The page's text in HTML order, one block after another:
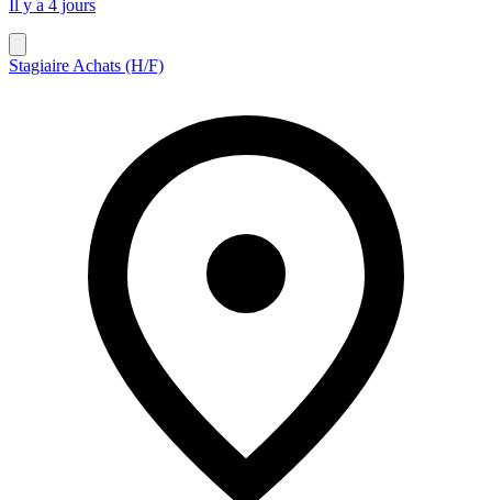
Il y a 4 jours
Stagiaire Achats (H/F)